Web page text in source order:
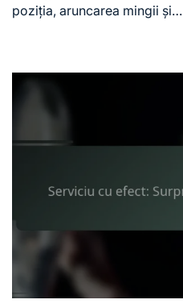
poziția, aruncarea mingii și…